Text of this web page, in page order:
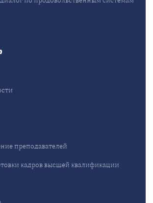
преподавателей
кадров высшей квалификации